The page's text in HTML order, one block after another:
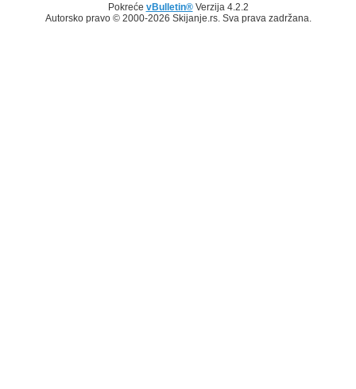
Pokreće vBulletin®Verzija 4.2.2
Autorsko pravo © 2000-2026 Skijanje.rs. Sva prava zadržana.